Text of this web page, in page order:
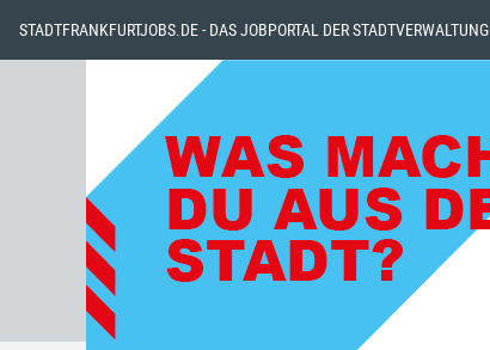
STADTFRANKFURTJOBS.DE - DAS JOBPORTAL DER STADTVERWALTUNG